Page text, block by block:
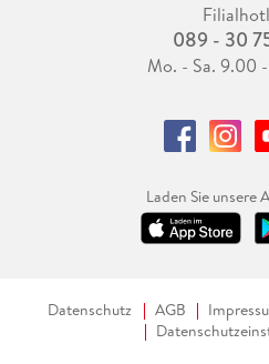
089 - 30
Mo. - Sa. 9.00
Laden Sie unsere
Datenschutz AGB